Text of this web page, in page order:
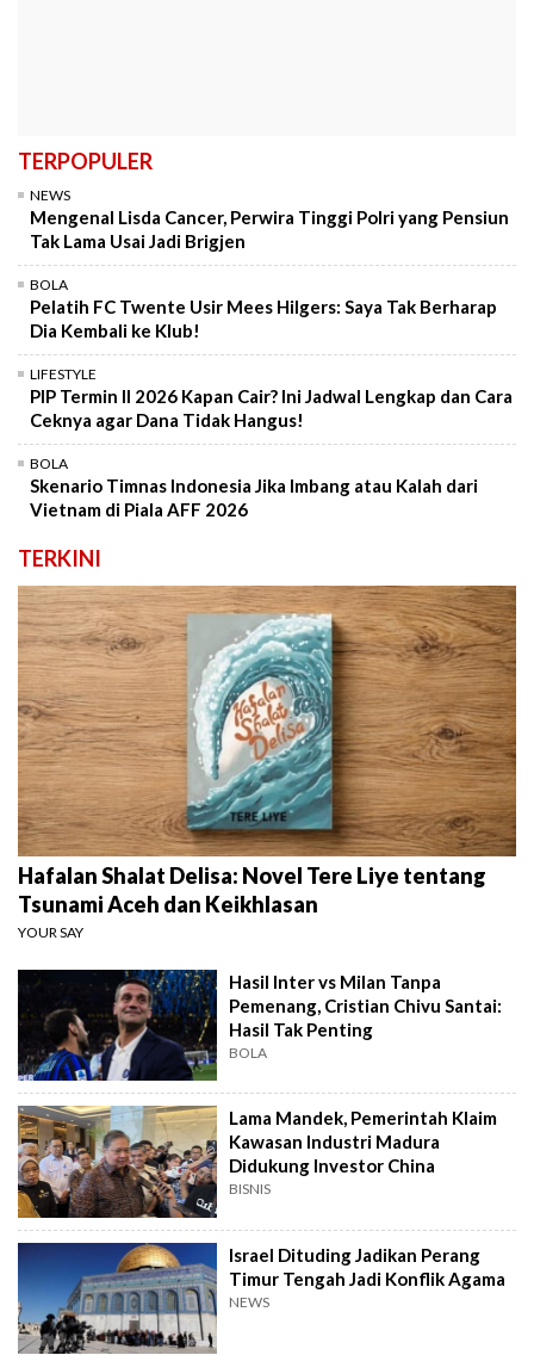
TERPOPULER
NEWS
Mengenal Lisda Cancer, Perwira Tinggi Polri yang Pensiun
Tak Lama Usai Jadi Brigjen
BOLA
Pelatih FC Twente Usir Mees Hilgers: Saya Tak Berharap
Dia Kembali ke Klub!
LIFESTYLE
PIP Termin II 2026 Kapan Cair? Ini Jadwal Lengkap dan Cara
Ceknya agar Dana Tidak Hangus!
BOLA
Skenario Timnas Indonesia Jika Imbang atau Kalah dari
Vietnam di Piala AFF 2026
TERKINI
Hafalan Shalat Delisa: Novel Tere Liye tentang
Tsunami Aceh dan Keikhlasan
YOUR SAY
Hasil Inter vs Milan Tanpa
Pemenang, Cristian Chivu Santai:
Hasil Tak Penting
BOLA
Lama Mandek, Pemerintah Klaim
Kawasan Industri Madura
Didukung Investor China
BISNIS
Israel Dituding Jadikan Perang
Timur Tengah Jadi Konflik Agama
NEWS